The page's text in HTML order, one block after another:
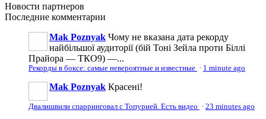
Новости партнеров
Последние комментарии
Mak Poznyak Чому не вказана дата рекорду
найбільшої аудиторії (бій Тоні Зейла проти Біллі
Прайора — ТКО9) —...
Рекорды в боксе: самые невероятные и известные · 1 minute ago
Mak Poznyak Красені!
Двалишвили спарринговал с Топурией. Есть видео · 23 minutes ago